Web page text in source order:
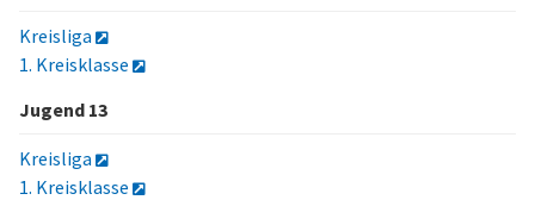
Kreisliga
1. Kreisklasse
Jugend 13
Kreisliga
1. Kreisklasse